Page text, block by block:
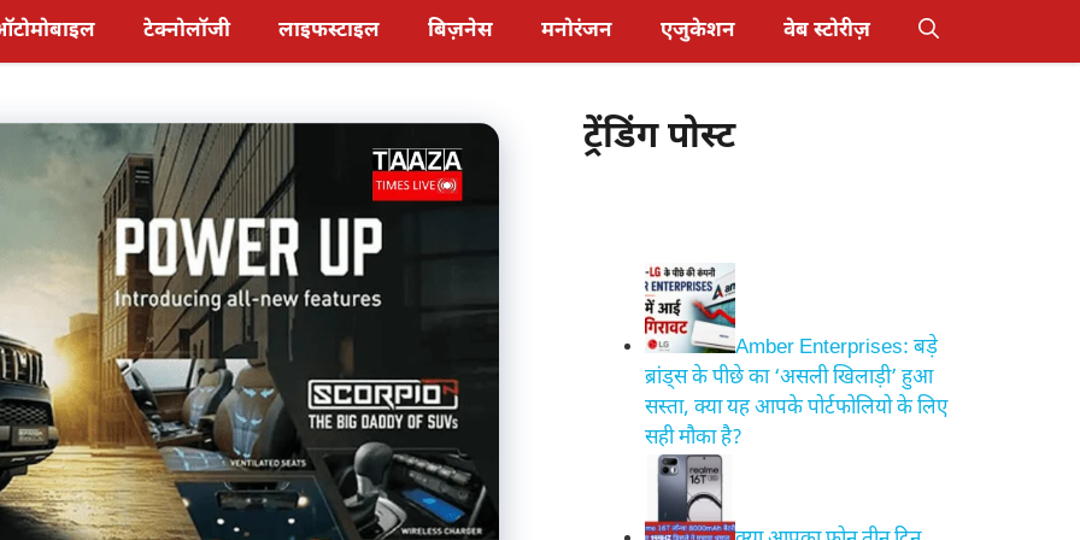
टेक्नोलॉजी लाइफस्टाइल बिज़नेस मनोरंजन एजुकेशन वेब स्टोरीज़
ट्रेंडिंग पोस्ट
Amber Enterprises: बड़े
ब्रांड्स के पीछे का ‘असली खिलाड़ी’ हुआ
सस्ता, क्या यह आपके पोर्टफोलियो के लिए
सही मौका है?